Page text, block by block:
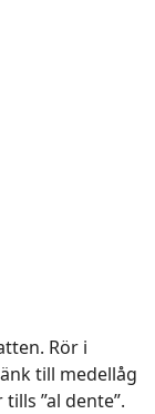
Rör i
till medellåg
”al dente”.